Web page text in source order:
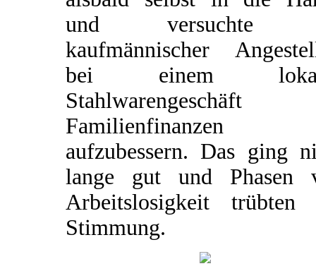
und versuchte
kaufmännischer
bei einem
Stahlwarengeschäft
Familienfinanzen
aufzubessern. Das ging
lange gut und Phasen
Arbeitslosigkeit trübten
Stimmung.